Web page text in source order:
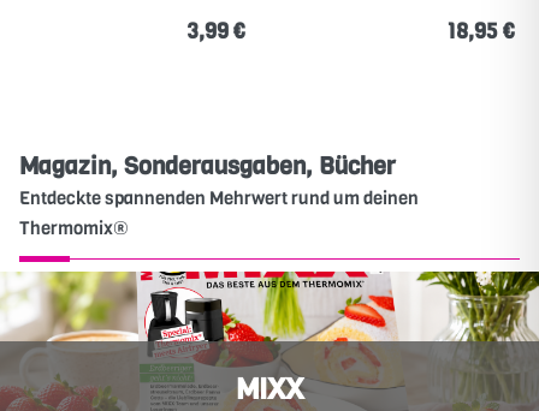
3,99 € 18,95 €
MIXX
Magazin, Sonderausgaben, Bücher
Entdeckte spannenden Mehrwert rund um deinen
Thermomix®